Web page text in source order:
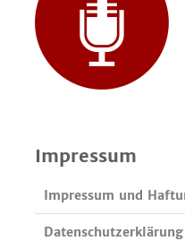
Impressum
Impressum und
Datenschutzerklärung